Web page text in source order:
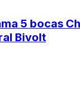
5 bocas
Bivolt